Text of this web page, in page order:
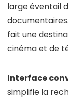
large éventail
fait une
cinéma et de
Interface
simplifie la